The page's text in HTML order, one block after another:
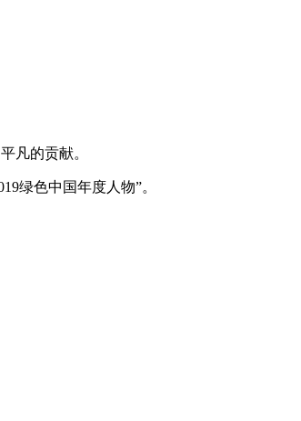
凡的贡献。
绿色中国年度人物”。